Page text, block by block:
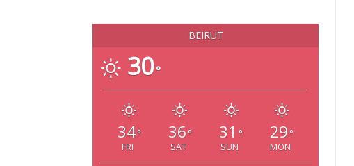
BEIRUT
30°
34°
FRI
36 °
SAT
31 °
SUN
29 °
MON